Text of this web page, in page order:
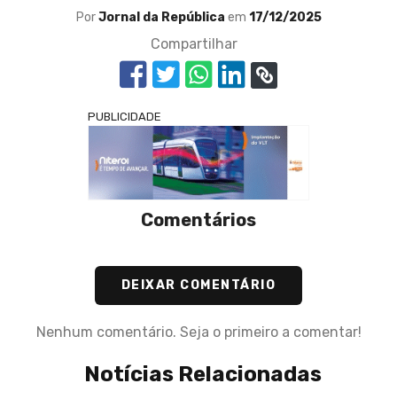
PorJornal da República em 17/12/2025
Compartilhar
PUBLICIDADE
Comentários
DEIXAR COMENTÁRIO
Nenhum comentário. Seja o primeiro a comentar!
Notícias Relacionadas